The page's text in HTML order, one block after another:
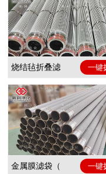
烧结毡折叠滤 一键
金属膜滤袋（ 一键